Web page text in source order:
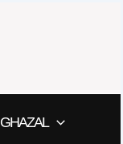
GHAZAL